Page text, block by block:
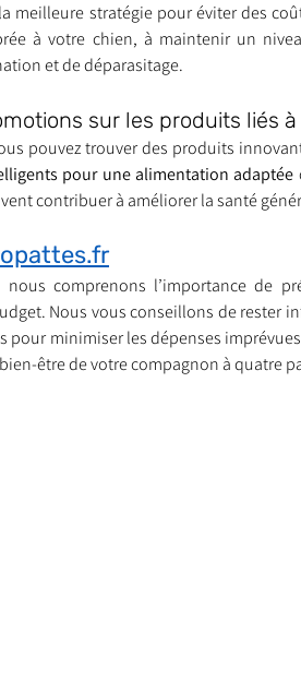
meilleure stratégie pour éviter des
à votre chien, à maintenir un
et de déparasitage.
sur les produits liés
pouvez trouver des produits
pour une alimentation adaptée
contribuer à améliorer la santé
nous comprenons l’importance de
Nous vous conseillons de rester
pour minimiser les dépenses
être de votre compagnon à quatre